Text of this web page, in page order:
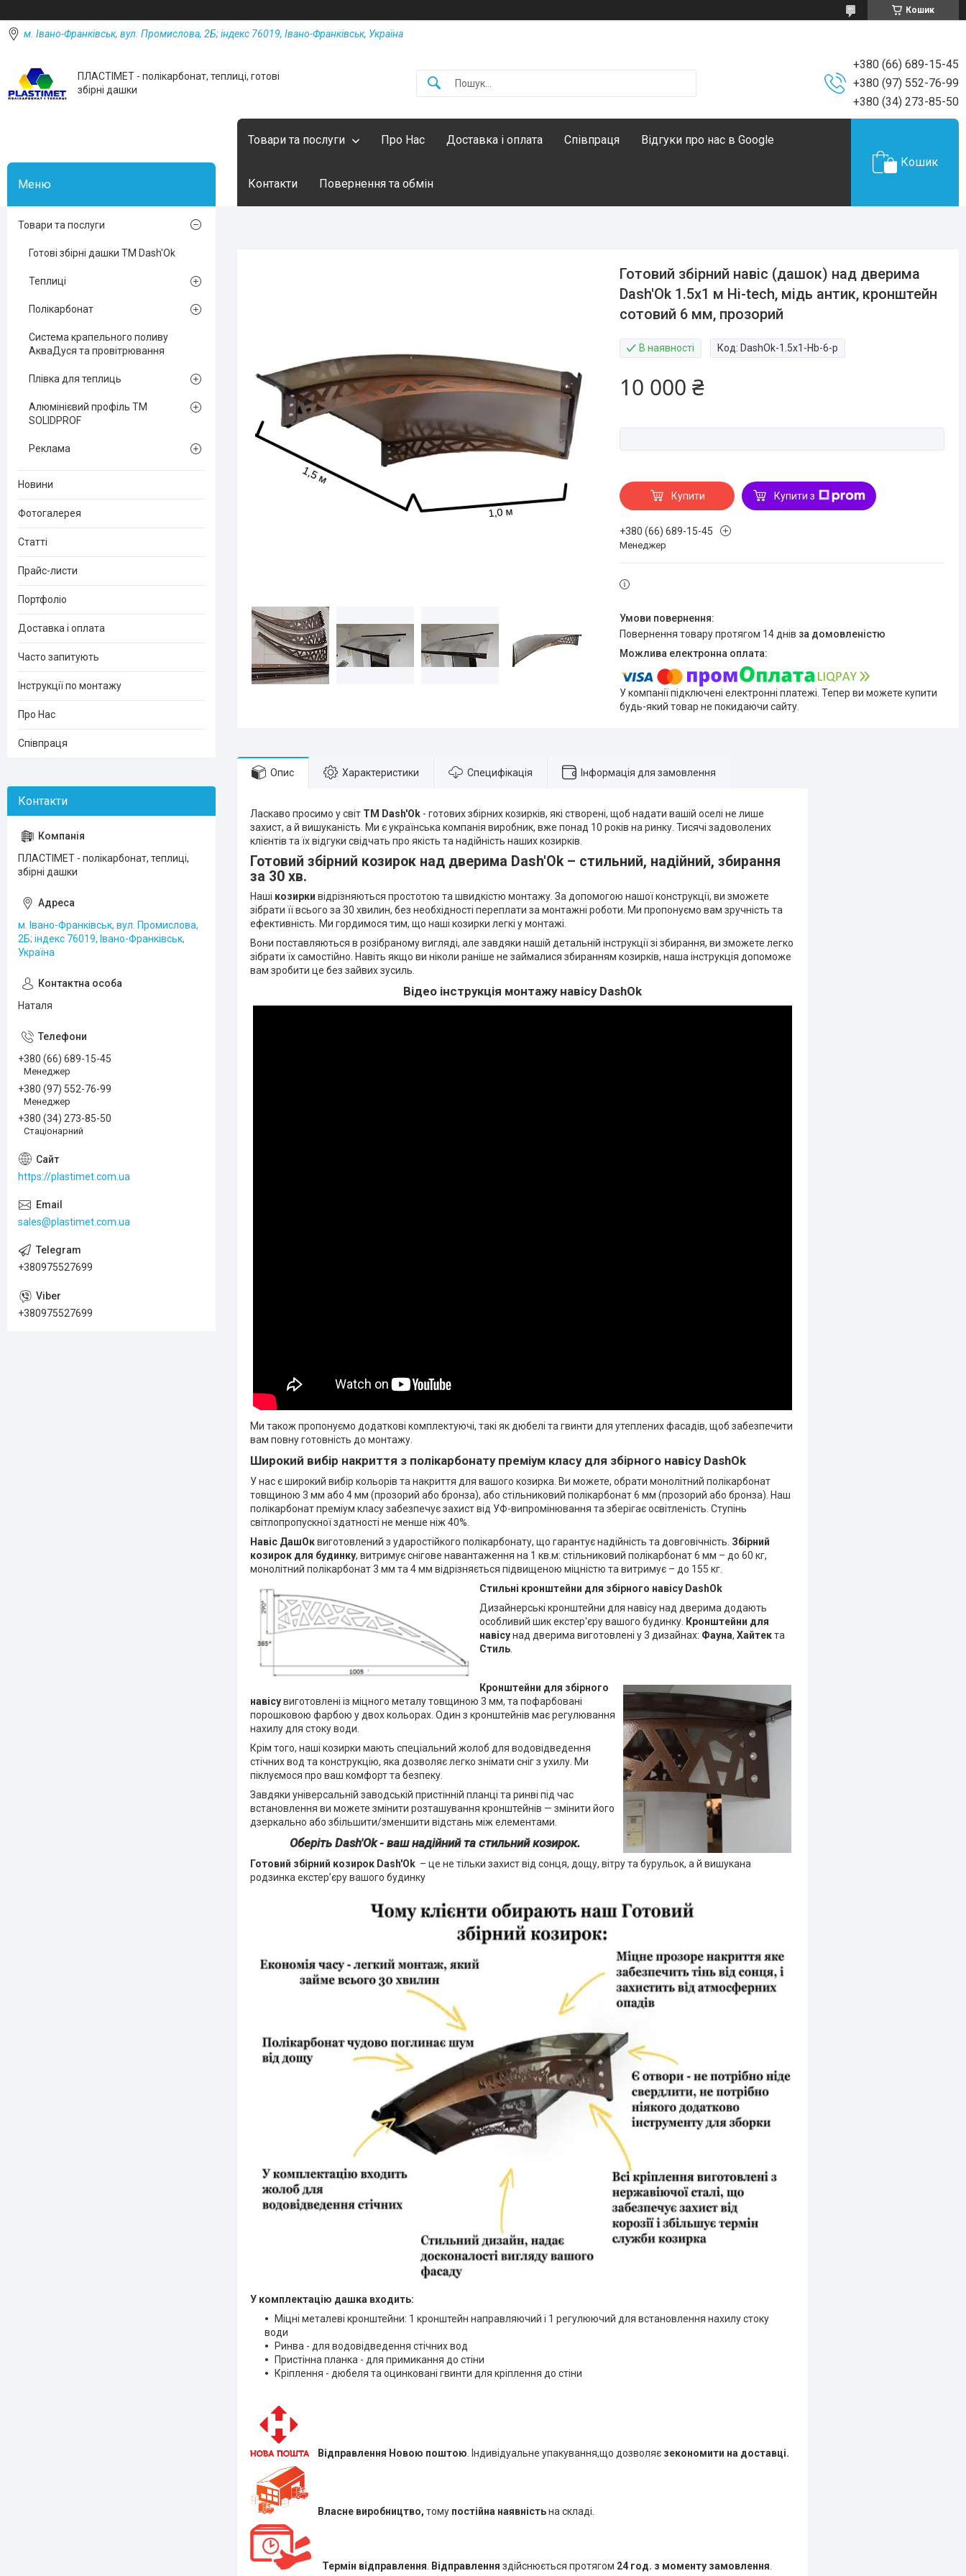
Кошик
м. Івано-Франківськ, вул. Промислова, 2Б; індекс 76019, Івано-Франківськ, Україна
ПЛАСТІМЕТ - полікарбонат, теплиці, готові
збірні дашки
+380 (66) 689-15-45
+380 (97) 552-76-99
+380 (34) 273-85-50
Товари та послуги Про Нас Доставка і оплата Співпраця Відгуки про нас в Google
Контакти Повернення та обмін
Кошик
Готовий збірний навіс (дашок) над дверима
Dash'Ok 1.5x1 м Hi-tech, мідь антик, кронштейн
сотовий 6 мм, прозорий
В наявності Код: DashOk-1.5x1-Hb-6-p
10 000 ₴
Купити Купити з
+380 (66) 689-15-45
Менеджер
повернення товару протягом 14 днів за домовленістю
У компанії підключені електронні платежі. Тепер ви можете купити
будь-який товар не покидаючи сайту.
Опис Характеристики Специфікація Інформація для замовлення
Ласкаво просимо у світ ТМ Dash'Ok - готових збірних козирків, які створені, щоб надати вашій оселі не лише
захист, а й вишуканість. Ми є українська компанія виробник, вже понад 10 років на ринку. Тисячі задоволених
клієнтів та їх відгуки свідчать про якість та надійність наших козирків.
Готовий збірний козирок над дверима Dash'Ok – стильний, надійний, збирання
за 30 хв.
Наші козирки відрізняються простотою та швидкістю монтажу. За допомогою нашої конструкції, ви зможете
зібрати її всього за 30 хвилин, без необхідності переплати за монтажні роботи. Ми пропонуємо вам зручність та
ефективність. Ми гордимося тим, що наші козирки легкі у монтажі.
Вони поставляються в розібраному вигляді, але завдяки нашій детальній інструкції зі збирання, ви зможете легко
зібрати їх самостійно. Навіть якщо ви ніколи раніше не займалися збиранням козирків, наша інструкція допоможе
вам зробити це без зайвих зусиль.
Відео інструкція монтажу навісу DashOk
Ми також пропонуємо додаткові комплектуючі, такі як дюбелі та гвинти для утеплених фасадів, щоб забезпечити
вам повну готовність до монтажу.
Широкий вибір накриття з полікарбонату преміум класу для збірного навісу DashOk
У нас є широкий вибір кольорів та накриття для вашого козирка. Ви можете, обрати монолітний полікарбонат
товщиною 3 мм або 4 мм (прозорий або бронза), або стільниковий полікарбонат 6 мм (прозорий або бронза). Наш
полікарбонат преміум класу забезпечує захист від УФ-випромінювання та зберігає освітленість. Ступінь
світлопропускної здатності не менше ніж 40%.
Навіс ДашОквиготовлений з ударостійкого полікарбонату, що гарантує надійність та довговічність. Збірний
козирок для будинку, витримує снігове навантаження на 1 кв.м: стільниковий полікарбонат 6 мм – до 60 кг,
монолітний полікарбонат 3 мм та 4 мм відрізняється підвищеною міцністю та витримує – до 155 кг.
Стильні кронштейни для збірного навісу DashOk
Дизайнерські кронштейни для навісу над дверима додають
особливий шик екстер'єру вашого будинку. Кронштейни для
навісунад дверима виготовлені у 3 дизайнах: Фауна, Хайтекта
Стиль.
Кронштейни для збірного
навісувиготовлені із міцного металу товщиною 3 мм, та пофарбовані
порошковою фарбою у двох кольорах. Один з кронштейнів має регулювання
нахилу для стоку води.
Крім того, наші козирки мають спеціальний жолоб для водовідведення
стічних вод та конструкцію, яка дозволяє легко знімати сніг з ухилу. Ми
піклуємося про ваш комфорт та безпеку.
Завдяки універсальній заводській пристінній планці та ринві під час
встановлення ви можете змінити розташування кронштейнів — змінити його
дзеркально або збільшити/зменшити відстань між елементами.
Оберіть Dash'Ok - ваш надійний та стильний козирок.
Готовий збірний козирок Dash'Ok – це не тільки захист від сонця, дощу, вітру та бурульок, а й вишукана
родзинка екстер’єру вашого будинку
У комплектацію дашка входить:
Міцні металеві кронштейни: 1 кронштейн направляючий і 1 регулюючий для встановлення нахилу стоку
води
Ринва - для водовідведення стічних вод
Пристінна планка - для примикання до стіни
Кріплення - дюбеля та оцинковані гвинти для кріплення до стіни
Відправлення Новою поштою. Індивідуальне упакування,що дозволяє зекономити на доставці.
Власне виробництво, тому постійна наявністьна складі.
Термін відправлення. Відправлення здійснюється протягом 24 год. з моменту замовлення.
Товари та послуги
Готові збірні дашки ТМ Dash'Ok
Теплиці
Полікарбонат
Система крапельного поливу
АкваДуся та провітрювання
Плівка для теплиць
Алюмінієвий профіль ТМ
SOLIDPROF
Реклама
Новини
Фотогалерея
Статті
Прайс-листи
Портфоліо
Доставка і оплата
Часто запитують
Інструкції по монтажу
Про Нас
Співпраця
ПЛАСТІМЕТ - полікарбонат, теплиці,
збірні дашки
м. Івано-Франківськ, вул. Промислова,
2Б; індекс 76019, Івано-Франківськ,
Україна
Наталя
+380 (66) 689-15-45
Менеджер
+380 (97) 552-76-99
Менеджер
+380 (34) 273-85-50
Стаціонарний
https://plastimet.com.ua
sales@plastimet.com.ua
+380975527699
+380975527699